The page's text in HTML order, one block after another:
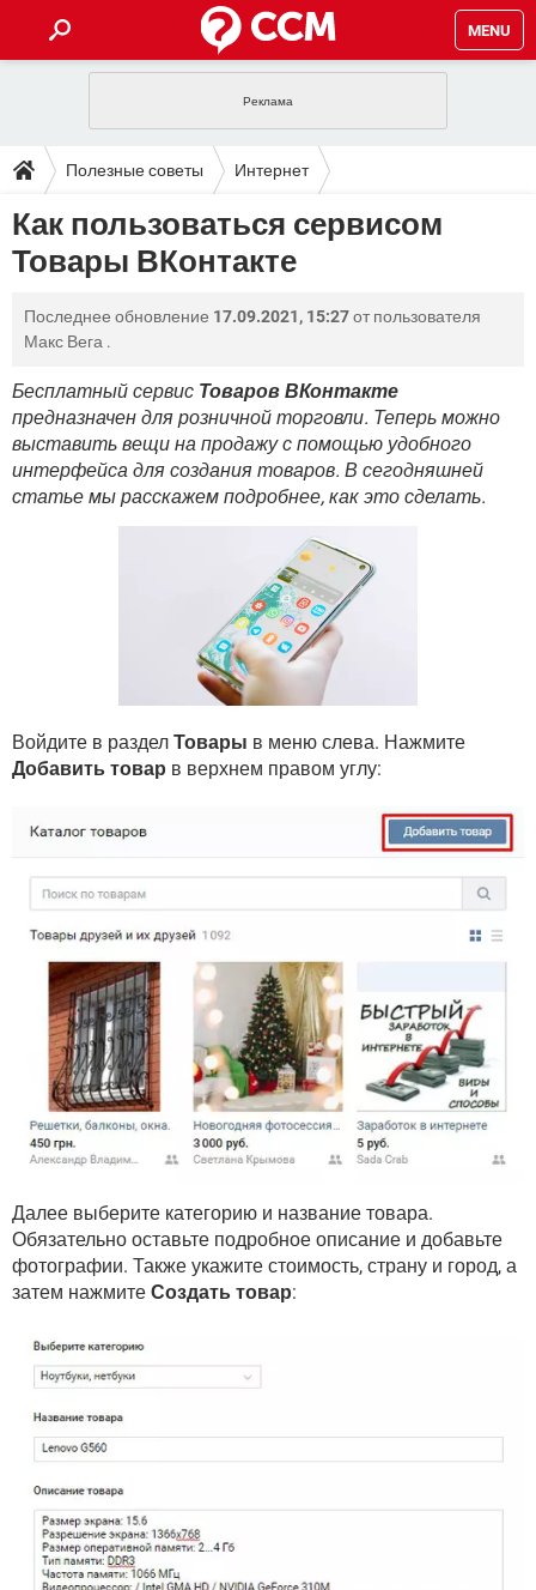
MENU
INSTAGRAM FACEBOOK
ИГРЫ WINDOWS 10
ВКОНТАКТЕ ВИДЕО
ПОЛЕЗНЫЕ СОВЕТЫ
TIKTOK TELEGRAM
WHATSAPP INSTAGRAM
FACEBOOK
WINDOWS 10 ВКОНТАКТЕ
YANDEX
ЗАГРУЗКИ
TIKTOK TELEGRAM
FACEBOOK
ВКОНТАКТЕ
ВИДЕО GOOGLE
YANDEX
ФОРУМ
TIKTOK TELEGRAM
FACEBOOK ИГРЫ
WINDOWS 10 ВКОНТАКТЕ
ВИДЕО GOOGLE
ЭНЦИКЛОПЕДИЯ
TELEGRAM
WHATSAPP INSTAGRAM
FACEBOOK ИГРЫ
WINDOWS 10 ВКОНТАКТЕ
GOOGLE
Полезные советы Интернет
Как пользоваться сервисом
Товары ВКонтакте
Последнее обновление 17.09.2021, 15:27от пользователя
Макс Вега .
Бесплатный сервис Товаров ВКонтакте
предназначен для розничной торговли. Теперь можно
выставить вещи на продажу с помощью удобного
интерфейса для создания товаров. В сегодняшней
статье мы расскажем подробнее, как это сделать.
Войдите в раздел Товары в меню слева. Нажмите
Добавить товар в верхнем правом углу:
Далее выберите категорию и название товара.
Обязательно оставьте подробное описание и добавьте
фотографии. Также укажите стоимость, страну и город, а
затем нажмите Создать товар: